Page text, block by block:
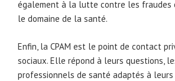
également à la lutte contre les fraudes
le domaine de la santé.
Enfin, la CPAM est le point de contact
sociaux. Elle répond à leurs questions,
professionnels de santé adaptés à